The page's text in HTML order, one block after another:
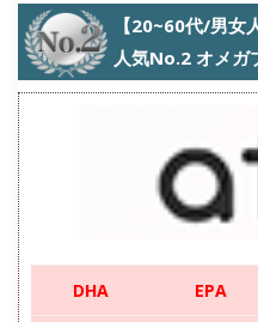
【20~60代/男女
人気No.2 オメガ
DHA EPA